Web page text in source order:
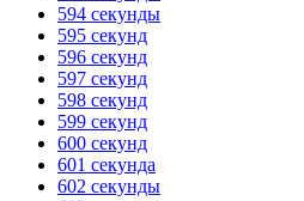
594 секунды
595 секунд
596 секунд
597 секунд
598 секунд
599 секунд
600 секунд
601 секунда
602 секунды